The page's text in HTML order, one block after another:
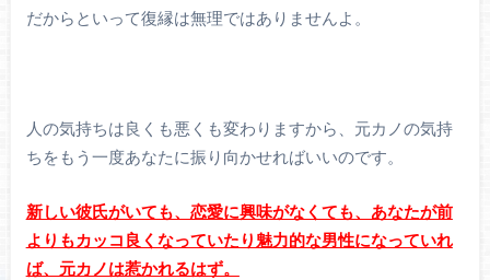
だからといって復縁は無理ではありませんよ。
人の気持ちは良くも悪くも変わりますから、元カノの気持
ちをもう一度あなたに振り向かせればいいのです。
新しい彼氏がいても、恋愛に興味がなくても、あなたが前
よりもカッコ良くなっていたり魅力的な男性になっていれ
ば、元カノは惹かれるはず。